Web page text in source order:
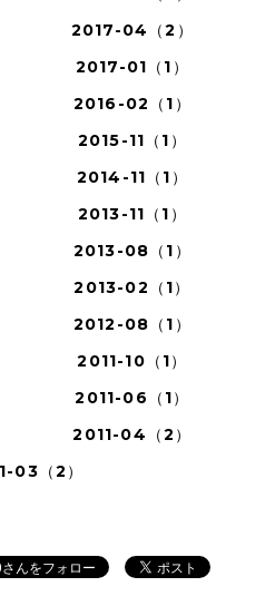
2017-04（2）
2017-01（1）
2016-02（1）
2015-11（1）
2014-11（1）
2013-11（1）
2013-08（1）
2013-02（1）
2012-08（1）
2011-10（1）
2011-06（1）
2011-04（2）
03（2）